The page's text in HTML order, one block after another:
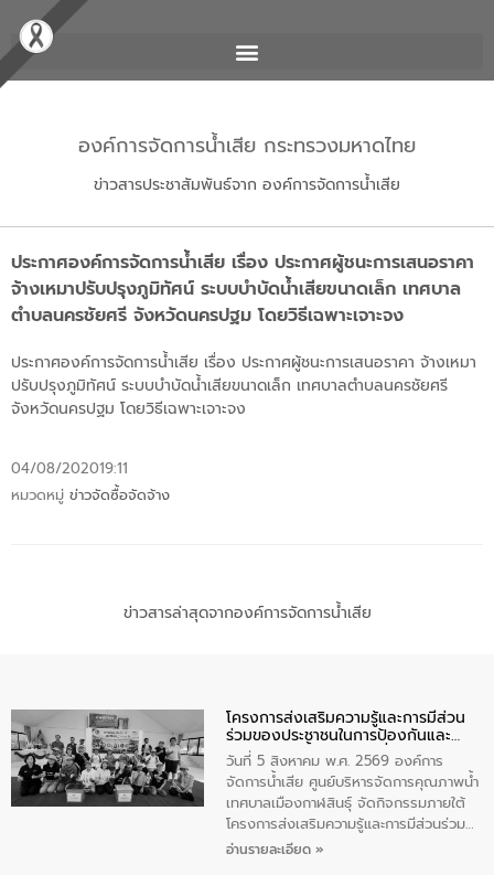
องค์การจัดการน้ำเสีย กระทรวงมหาดไทย
ข่าวสารประชาสัมพันธ์จาก องค์การจัดการน้ำเสีย
ประกาศองค์การจัดการน้ำเสีย เรื่อง ประกาศผู้ชนะการเสนอราคา
จ้างเหมาปรับปรุงภูมิทัศน์ ระบบบำบัดน้ำเสียขนาดเล็ก เทศบาล
ตำบลนครชัยศรี จังหวัดนครปฐม โดยวิธีเฉพาะเจาะจง
ประกาศองค์การจัดการน้ำเสีย เรื่อง ประกาศผู้ชนะการเสนอราคา จ้างเหมา
ปรับปรุงภูมิทัศน์ ระบบบำบัดน้ำเสียขนาดเล็ก เทศบาลตำบลนครชัยศรี
จังหวัดนครปฐม โดยวิธีเฉพาะเจาะจง
04/08/202019:11
หมวดหมู่ ข่าวจัดซื้อจัดจ้าง
ข่าวสารล่าสุดจากองค์การจัดการน้ำเสีย
โครงการส่งเสริมความรู้และการมีส่วน
ร่วมของประชาชนในการป้องกันและ
แก้ไขปัญหาน้ำเสียอย่างยั่งยืน
วันที่ 5 สิงหาคม พ.ศ. 2569 องค์การ
จัดการน้ำเสีย ศูนย์บริหารจัดการคุณภาพน้ำ
เทศบาลเมืองกาฬสินธุ์ จัดกิจกรรมภายใต้
โครงการส่งเสริมความรู้และการมีส่วนร่วม
ของประชาชนในการป้องกันและแก้ไขปัญหา
อ่านรายละเอียด »